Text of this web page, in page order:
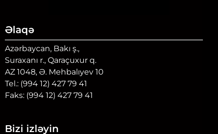
Əlaqə
Azərbaycan, Bakı ş.,
Suraxanı r., Qaraçuxur q.
AZ 1048, Ə. Mehbalıyev 10
Tel.: (994 12) 427 79 41
Faks: (994 12) 427 79 41
Bizi izləyin